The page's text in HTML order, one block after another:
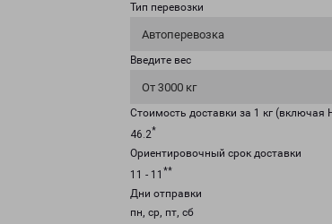
Тип перевозки
Автоперевозка
Введите вес
От 3000 кг
Стоимость доставки за 1 кг (включая
46.2*
Ориентировочный срок доставки
11 - 11 **
Дни отправки
пн, ср, пт, сб